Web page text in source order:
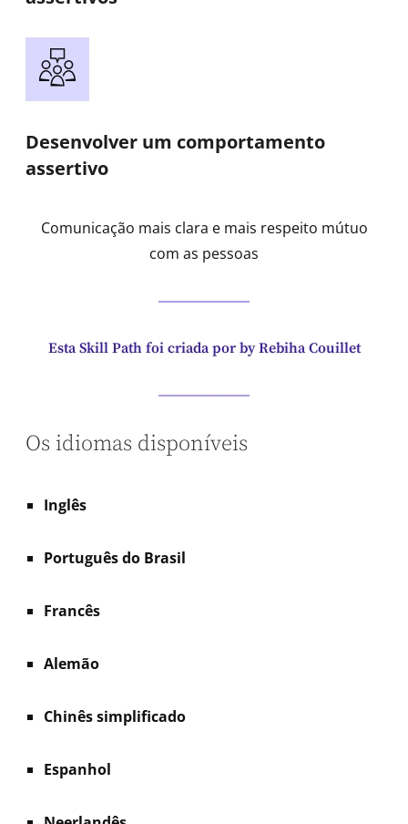
Desenvolver um comportamento
assertivo
Comunicação mais clara e mais respeito mútuo
com as pessoas
Esta Skill Path foi criada por by Rebiha Couillet
Os idiomas disponíveis
Inglês
Português do Brasil
Francês
Alemão
Chinês simplificado
Espanhol